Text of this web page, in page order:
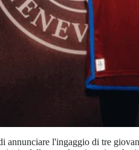
annunciare l'ingaggio di tre